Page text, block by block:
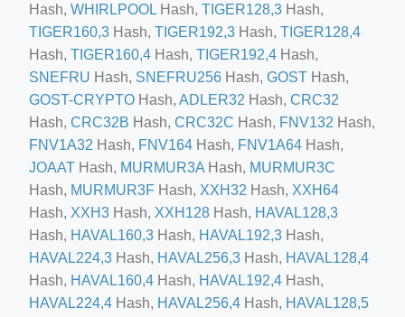
crew-neck-navy-blue/
feed-calculator
Hash, WHIRLPOOL Hash, TIGER128,3 Hash,
TIGER160,3 Hash, TIGER192,3 Hash, TIGER128,4
Hash, TIGER160,4 Hash, TIGER192,4 Hash,
SNEFRU Hash, SNEFRU256 Hash, GOST Hash,
GOST-CRYPTO Hash, ADLER32 Hash, CRC32
Hash, CRC32B Hash, CRC32C Hash, FNV132 Hash,
FNV1A32 Hash, FNV164 Hash, FNV1A64 Hash,
JOAAT Hash, MURMUR3A Hash, MURMUR3C
Hash, MURMUR3F Hash, XXH32 Hash, XXH64
Hash, XXH3 Hash, XXH128 Hash, HAVAL128,3
Hash, HAVAL160,3 Hash, HAVAL192,3 Hash,
HAVAL224,3 Hash, HAVAL256,3 Hash, HAVAL128,4
Hash, HAVAL160,4 Hash, HAVAL192,4 Hash,
HAVAL224,4 Hash, HAVAL256,4 Hash, HAVAL128,5